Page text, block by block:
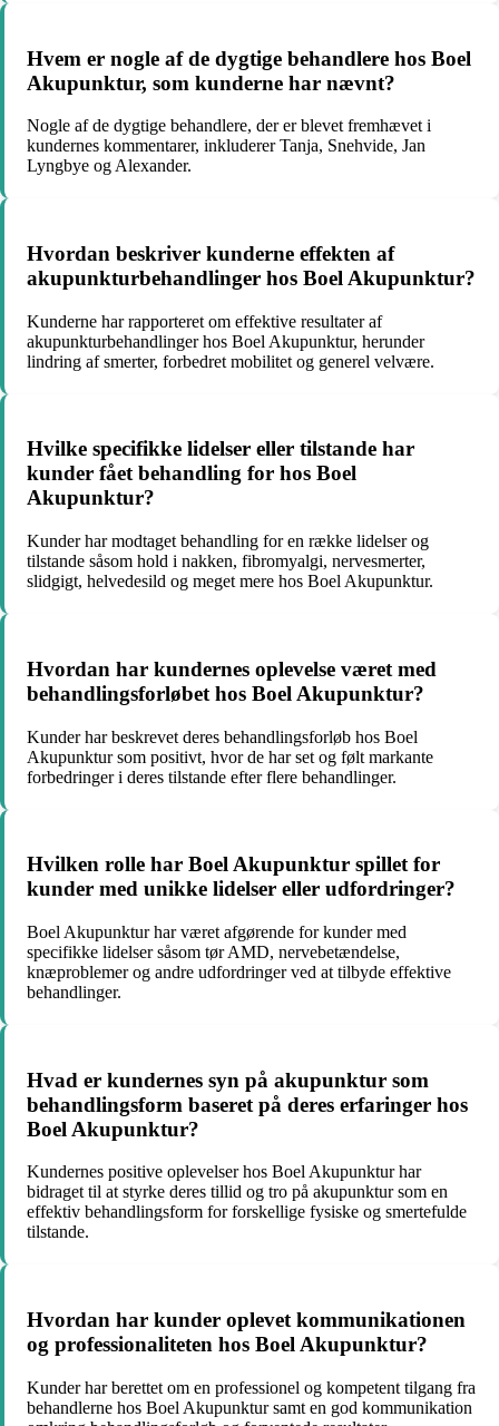
Hvem er nogle af de dygtige behandlere hos Boel
Akupunktur, som kunderne har nævnt?
Nogle af de dygtige behandlere, der er blevet fremhævet i
kundernes kommentarer, inkluderer Tanja, Snehvide, Jan
Lyngbye og Alexander.
Hvordan beskriver kunderne effekten af
akupunkturbehandlinger hos Boel Akupunktur?
Kunderne har rapporteret om effektive resultater af
akupunkturbehandlinger hos Boel Akupunktur, herunder
lindring af smerter, forbedret mobilitet og generel velvære.
Hvilke specifikke lidelser eller tilstande har
kunder fået behandling for hos Boel
Akupunktur?
Kunder har modtaget behandling for en række lidelser og
tilstande såsom hold i nakken, fibromyalgi, nervesmerter,
slidgigt, helvedesild og meget mere hos Boel Akupunktur.
Hvordan har kundernes oplevelse været med
behandlingsforløbet hos Boel Akupunktur?
Kunder har beskrevet deres behandlingsforløb hos Boel
Akupunktur som positivt, hvor de har set og følt markante
forbedringer i deres tilstande efter flere behandlinger.
Hvilken rolle har Boel Akupunktur spillet for
kunder med unikke lidelser eller udfordringer?
Boel Akupunktur har været afgørende for kunder med
specifikke lidelser såsom tør AMD, nervebetændelse,
knæproblemer og andre udfordringer ved at tilbyde effektive
behandlinger.
Hvad er kundernes syn på akupunktur som
behandlingsform baseret på deres erfaringer hos
Boel Akupunktur?
Kundernes positive oplevelser hos Boel Akupunktur har
bidraget til at styrke deres tillid og tro på akupunktur som en
effektiv behandlingsform for forskellige fysiske og smertefulde
tilstande.
Hvordan har kunder oplevet kommunikationen
og professionaliteten hos Boel Akupunktur?
Kunder har berettet om en professionel og kompetent tilgang fra
behandlerne hos Boel Akupunktur samt en god kommunikation